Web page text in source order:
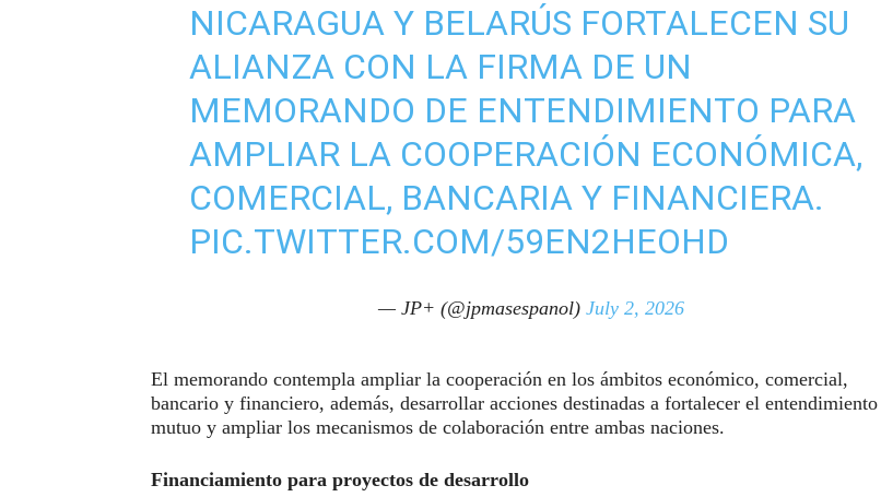
NICARAGUA Y BELARÚS FORTALECEN SU
ALIANZA CON LA FIRMA DE UN
MEMORANDO DE ENTENDIMIENTO PARA
AMPLIAR LA COOPERACIÓN ECONÓMICA,
COMERCIAL, BANCARIA Y FINANCIERA.
PIC.TWITTER.COM/59EN2HEOHD
— JP+ (@jpmasespanol) July 2, 2026
El memorando contempla ampliar la cooperación en los ámbitos económico, comercial,
bancario y financiero, además, desarrollar acciones destinadas a fortalecer el entendimiento
mutuo y ampliar los mecanismos de colaboración entre ambas naciones.
Financiamiento para proyectos de desarrollo